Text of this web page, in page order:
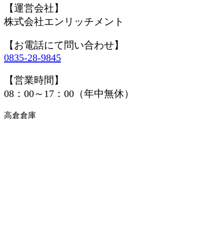
【運営会社】
株式会社エンリッチメント
【お電話にて問い合わせ】
0835-28-9845
【営業時間】
08：00～17：00（年中無休）
高倉倉庫